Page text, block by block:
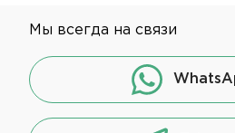
Мы всегда на связи